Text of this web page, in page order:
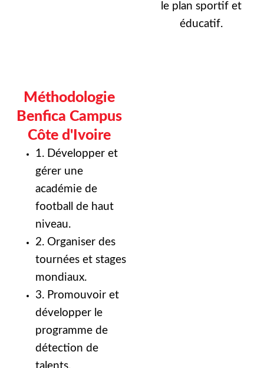
le plan sportif et
éducatif.
Méthodologie
Benfica Campus
Côte d'Ivoire
1. Développer et
gérer une
académie de
football de haut
niveau.
2. Organiser des
tournées et stages
mondiaux.
3. Promouvoir et
développer le
programme de
détection de